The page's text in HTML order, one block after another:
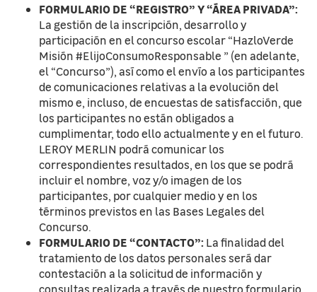
FORMULARIO DE “REGISTRO” Y “ÁREA PRIVADA”:
La gestión de la inscripción, desarrollo y
participación en el concurso escolar “HazloVerde
Misión #ElijoConsumoResponsable ” (en adelante,
el “Concurso”), así como el envío a los participantes
de comunicaciones relativas a la evolución del
mismo e, incluso, de encuestas de satisfacción, que
los participantes no están obligados a
cumplimentar, todo ello actualmente y en el futuro.
LEROY MERLIN podrá comunicar los
correspondientes resultados, en los que se podrá
incluir el nombre, voz y/o imagen de los
participantes, por cualquier medio y en los
términos previstos en las Bases Legales del
Concurso.
FORMULARIO DE “CONTACTO”: La finalidad del
tratamiento de los datos personales será dar
contestación a la solicitud de información y
consultas realizada a través de nuestro formulario